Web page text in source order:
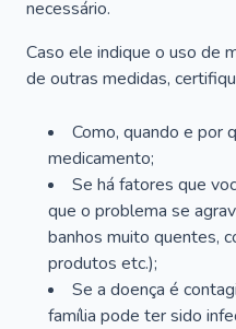
necessário.
Caso ele indique o uso de
de outras medidas,
Como, quando e por
medicamento;
Se há fatores que
que o problema se
banhos muito quentes,
produtos etc.);
Se a doença é
família pode ter sido